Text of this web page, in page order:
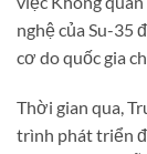
nghệ của Su-35
cơ do quốc gia
Thời gian qua,
trình phát triển